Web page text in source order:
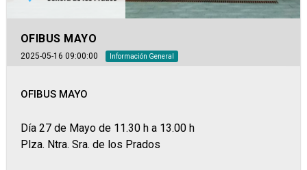
OFIBUS MAYO
2025-05-16 09:00:00 Información General
OFIBUS MAYO
Día 27 de Mayo de 11.30 h a 13.00 h
Plza. Ntra. Sra. de los Prados